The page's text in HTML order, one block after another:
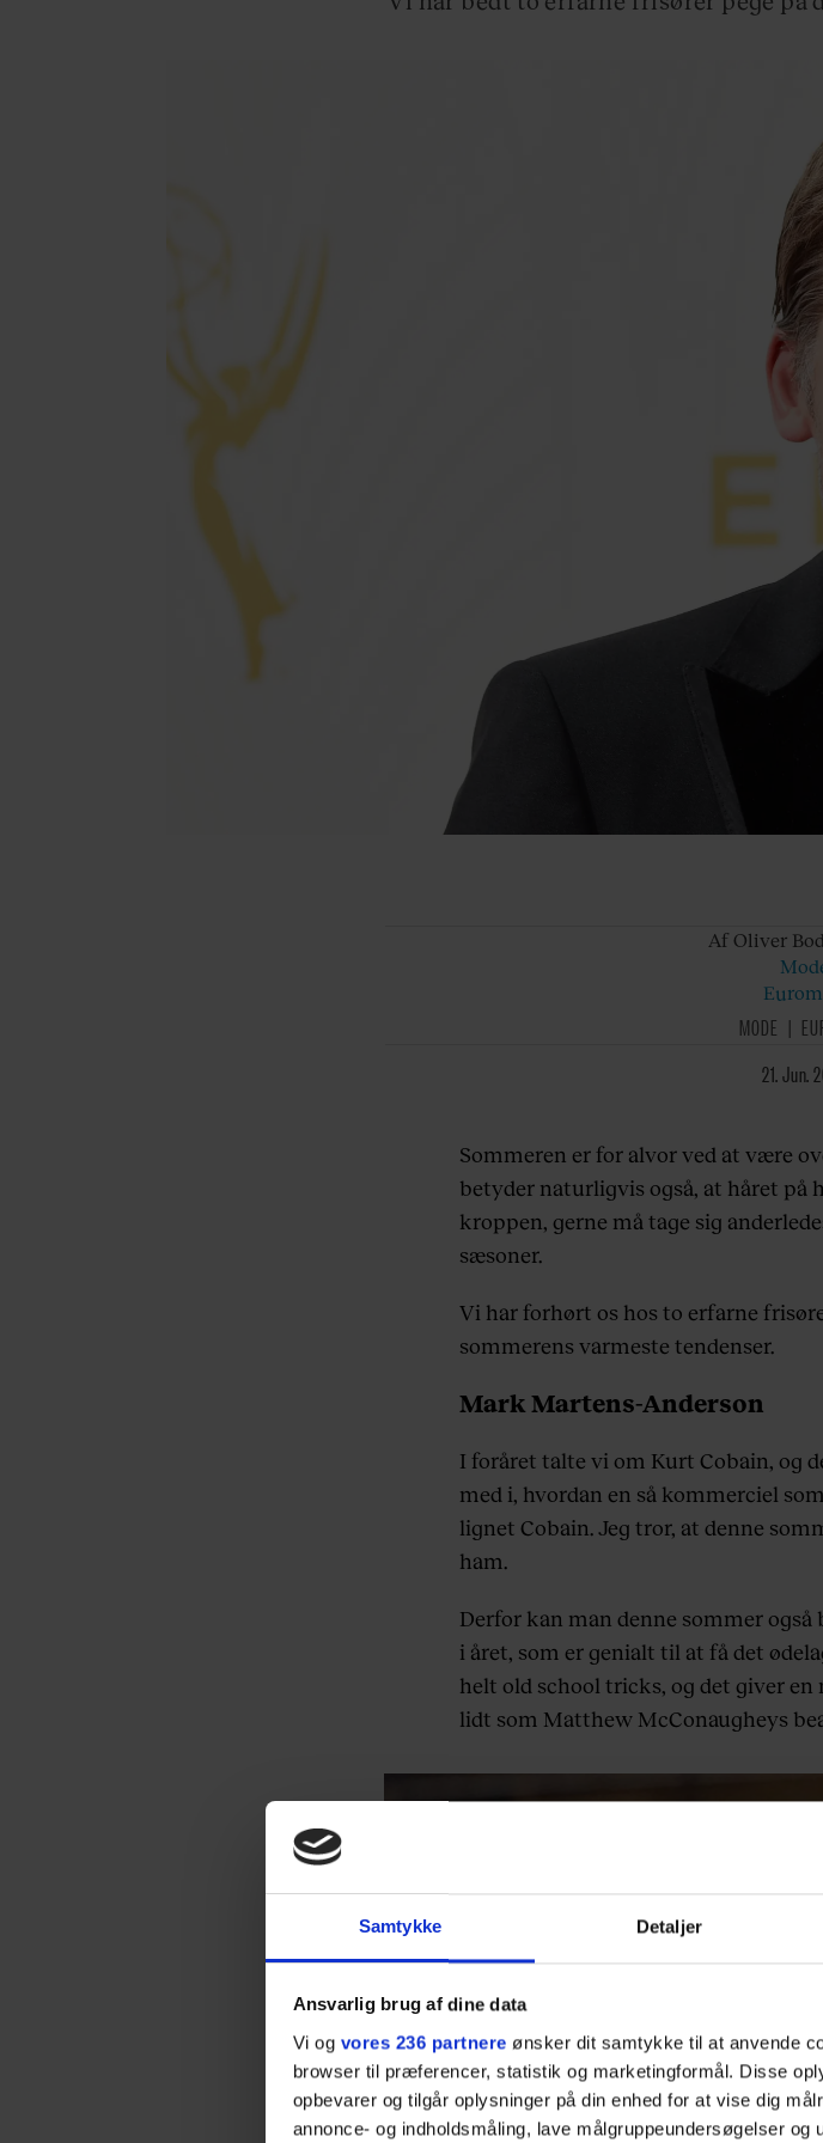
Samtykke Detaljer
Ansvarlig brug af dine data
Vi og vores 236 partnere ønsker dit samtykke til at anvende
browser til præferencer, statistik og marketingformål. Disse
opbevarer og tilgår oplysninger på din enhed for at vise dig
annonce- og indholdsmåling, lave målgruppeundersøgelser
Af Oliver
MODE
21. Jun.
Sommeren er for alvor ved at være
betyder naturligvis også, at håret på
kroppen, gerne må tage sig
sæsoner.
Vi har forhørt os hos to erfarne
sommerens varmeste tendenser.
Mark Martens-Anderson
I foråret talte vi om Kurt Cobain, og
med i, hvordan en så kommerciel
lignet Cobain. Jeg tror, at denne
ham.
Derfor kan man denne sommer
i året, som er genialt til at få det
helt old school tricks, og det giver
lidt som Matthew McConaugheys